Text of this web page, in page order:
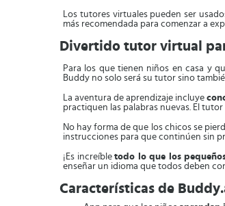
Los tutores virtuales pueden ser
más recomendada para comenzar a
Divertido tutor virtual
Para los que tienen niños en casa y
Buddy no solo será su tutor sino
La aventura de aprendizaje incluye
practiquen las palabras nuevas. El
No hay forma de que los chicos se
instrucciones para que continúen sin
¡Es increíbletodo lo que los
enseñar un idioma que todos deben
Características de